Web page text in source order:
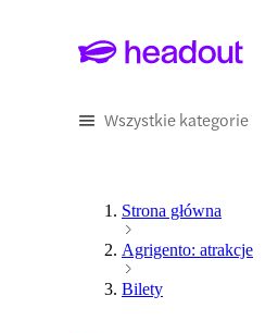
Wszystkie kategorie
Strona główna
Agrigento: atrakcje
Bilety